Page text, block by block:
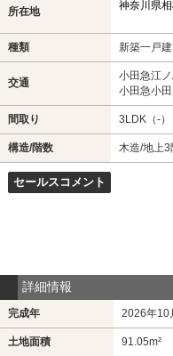
所在地 神奈川県
種類 新築一戸
交通
小田急江
小田急小
間取り 3LDK（-）
構造/階数 木造/地上3
セールスコメント
詳細情報
完成年 2026年10
土地面積 91.05m²